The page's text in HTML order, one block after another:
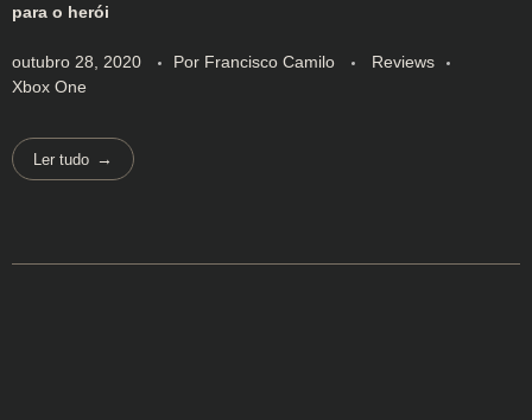
para o herói
outubro 28, 2020 Por Francisco Camilo
Reviews
Xbox One
Ler tudo